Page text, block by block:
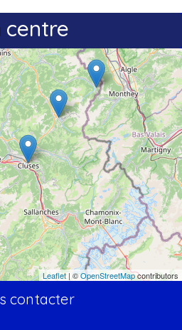
centre
Leaflet | ©OpenStreetMapcontributors
contacter